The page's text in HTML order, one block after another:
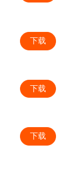
下载
下载
下载